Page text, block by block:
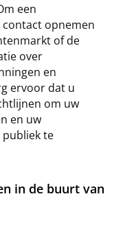
een
opnemen
of de
over
en
ervoor dat u
om uw
en uw
te
in de buurt van